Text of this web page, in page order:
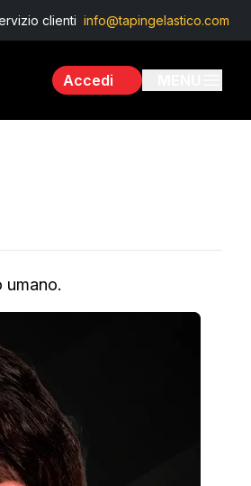
clienti info@tapingelastico.com
Accedi
umano.